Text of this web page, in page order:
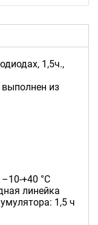
1,5ч.,
из
+40 °С
линейка
1,5 ч